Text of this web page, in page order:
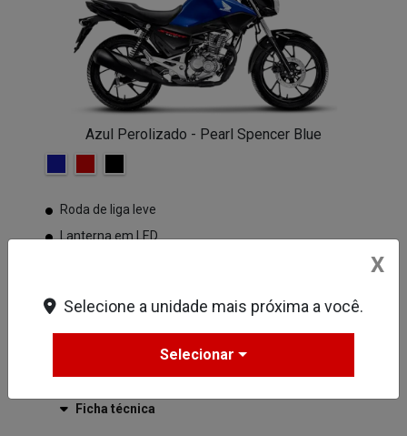
Azul Perolizado - Pearl Spencer Blue
Roda de liga leve
Lanterna em LED
Painel 100% digital
Ficha técnica
X
Selecione a unidade mais próxima a você.
Selecionar